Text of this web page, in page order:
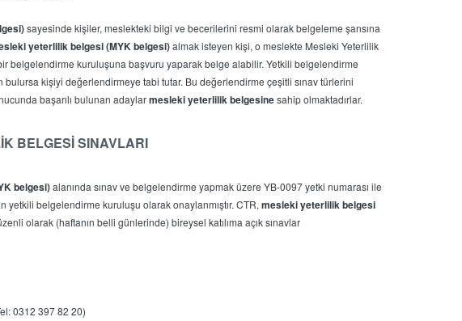
sayesinde kişiler, meslekteki bilgi ve becerilerini resmi olarak belgeleme şansına
yeterlilik belgesi (MYK belgesi)almak isteyen kişi, o meslekte Mesleki Yeterlilik
belgelendirme kuruluşuna başvuru yaparak belge alabilir. Yetkili belgelendirme
kişiyi değerlendirmeye tabi tutar. Bu değerlendirme çeşitli sınav türlerini
başarılı bulunan adaylarmesleki yeterlilik belgesinesahip olmaktadırlar.
BELGESİ SINAVLARI
belgesi)alanında sınav ve belgelendirme yapmak üzere YB-0097 yetki numarası ile
yetkili belgelendirme kuruluşu olarak onaylanmıştır. CTR, mesleki yeterlilik belgesi
olarak (haftanın belli günlerinde) bireysel katılıma açık sınavlar
0312 397 82 20)